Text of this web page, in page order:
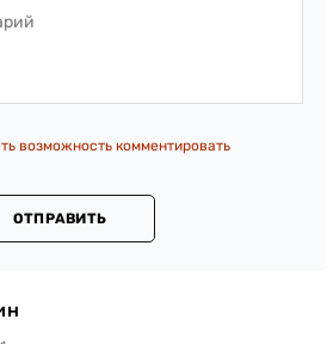
возможность комментировать
ОТПРАВИТЬ